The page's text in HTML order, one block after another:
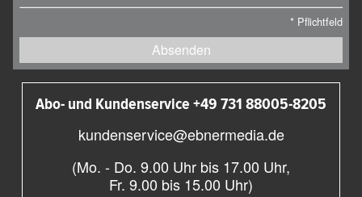
* Pflichtfeld
Absenden
Abo- und Kundenservice +49 731 88005-8205
kundenservice@ebnermedia.de
(Mo. - Do. 9.00 Uhr bis 17.00 Uhr,
Fr. 9.00 bis 15.00 Uhr)